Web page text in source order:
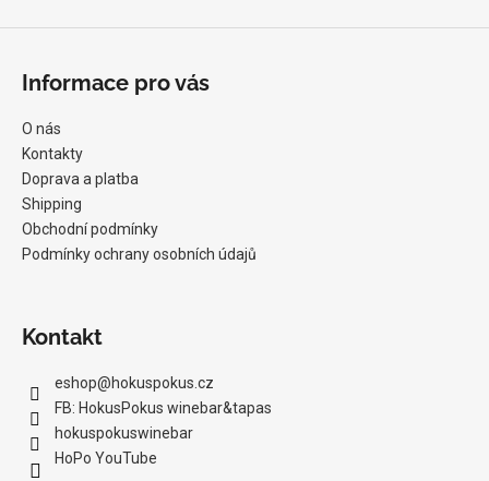
Informace pro vás
O nás
Kontakty
Doprava a platba
Shipping
Obchodní podmínky
Podmínky ochrany osobních údajů
Kontakt
eshop@hokuspokus.cz
FB: HokusPokus winebar&tapas
hokuspokuswinebar
HoPo YouTube